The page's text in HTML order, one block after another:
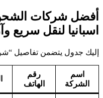
أفضل شركات
اسبانيا لنقل سريع
إليك جدول يتضمن تفاصيل
اسم
الشركة
رقم
الهاتف